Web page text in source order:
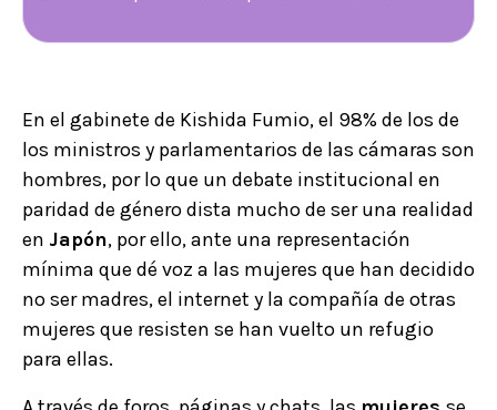
En el gabinete de Kishida Fumio, el 98% de los de
los ministros y parlamentarios de las cámaras son
hombres, por lo que un debate institucional en
paridad de género dista mucho de ser una realidad
en Japón, por ello, ante una representación
mínima que dé voz a las mujeres que han decidido
no ser madres, el internet y la compañía de otras
mujeres que resisten se han vuelto un refugio
para ellas.